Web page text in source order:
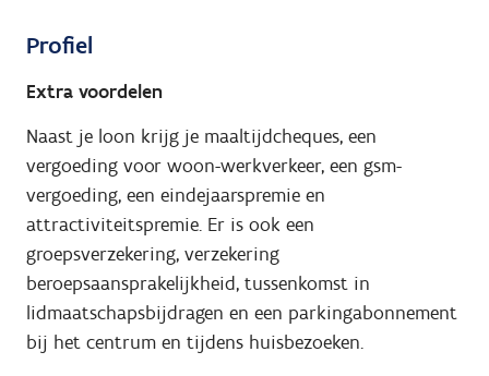
Profiel
Extra voordelen
Naast je loon krijg je maaltijdcheques, een
vergoeding voor woon-werkverkeer, een gsm-
vergoeding, een eindejaarspremie en
attractiviteitspremie. Er is ook een
groepsverzekering, verzekering
beroepsaansprakelijkheid, tussenkomst in
lidmaatschapsbijdragen en een parkingabonnement
bij het centrum en tijdens huisbezoeken.